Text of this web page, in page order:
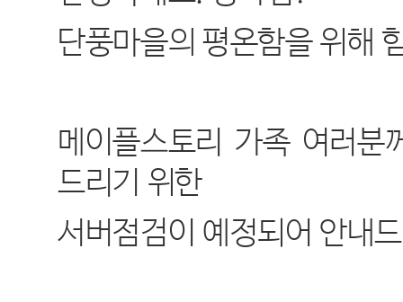
단풍마을의 평온함을 위해
메이플스토리 가족 여러분
드리기 위한
서버점검이 예정되어 안내